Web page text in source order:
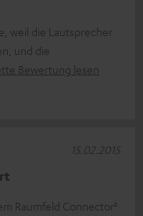
weil die Lautsprecher
und die
Bewertung lesen
Raumfeld Connector²
15.02.2015